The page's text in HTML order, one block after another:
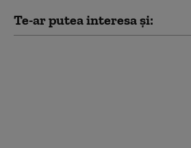
Te-ar putea interesa și: